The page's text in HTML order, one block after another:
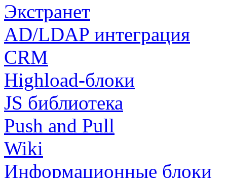
Экстранет
AD/LDAP интеграция
CRM
Highload-блоки
JS библиотека
Push and Pull
Wiki
Информационные блоки